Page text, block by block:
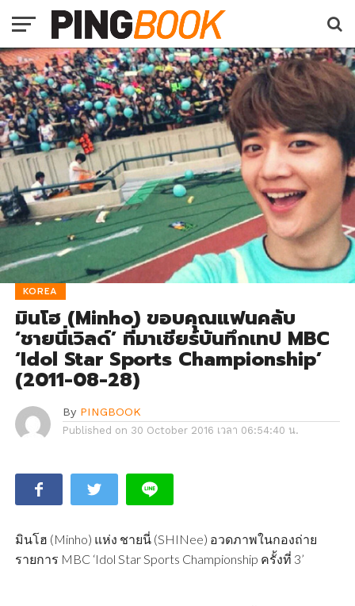
KOREA
มินโฮ (Minho) ขอบคุณแฟนคลับ
‘ชายนี่เวิลด์’ ที่มาเชียร์บันทึกเทป MBC
‘Idol Star Sports Championship’
(2011-08-28)
By PINGBOOK
Published on 30 October 2016 เวลา 06:54:40 น.
มินโฮ (Minho) แห่ง ชายนี่ (SHINee) อวดภาพในกองถ่าย
รายการ MBC ‘Idol Star Sports Championship ครั้งที่ 3’